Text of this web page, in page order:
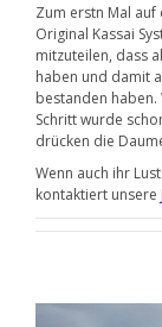
Zum erstn Mal auf
Original Kassai
mitzuteilen, dass
haben und damit
bestanden haben.
Schritt wurde
drücken die
Wenn auch ihr
kontaktiert unsere